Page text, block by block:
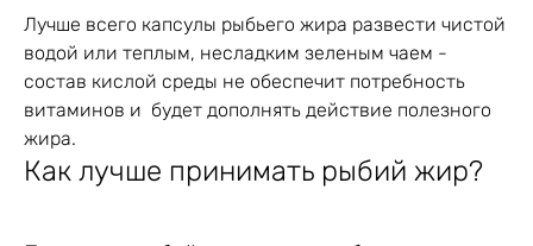
Лучше всего капсулы рыбьего жира развести чистой
водой или теплым, несладким зеленым чаем -
состав кислой среды не обеспечит потребность
витаминов и будет дополнять действие полезного
жира.
Как лучше принимать рыбий жир?